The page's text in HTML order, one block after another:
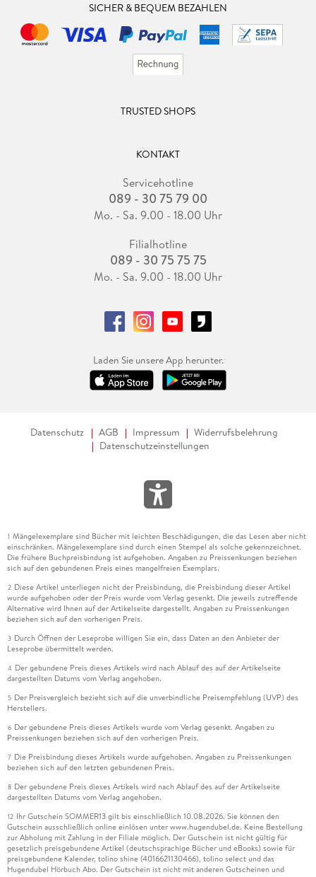
SICHER & BEQUEM BEZAHLEN
TRUSTED SHOPS
KONTAKT
Servicehotline
089 - 30 75 79 00
Mo. - Sa. 9.00 - 18.00 Uhr
Filialhotline
089 - 30 75 75 75
Mo. - Sa. 9.00 - 18.00 Uhr
Laden Sie unsere App herunter.
Datenschutz AGB Impressum
Widerrufsbelehrung
Datenschutzeinstellungen
1 Mängelexemplare sind Bücher mit leichten Beschädigungen, die das Lesen aber nicht
einschränken. Mängelexemplare sind durch einen Stempel als solche gekennzeichnet.
Die frühere Buchpreisbindung ist aufgehoben. Angaben zu Preissenkungen beziehen
sich auf den gebundenen Preis eines mangelfreien Exemplars.
2 Diese Artikel unterliegen nicht der Preisbindung, die Preisbindung dieser Artikel
wurde aufgehoben oder der Preis wurde vom Verlag gesenkt. Die jeweils zutreffende
Alternative wird Ihnen auf der Artikelseite dargestellt. Angaben zu Preissenkungen
beziehen sich auf den vorherigen Preis.
3 Durch Öffnen der Leseprobe willigen Sie ein, dass Daten an den Anbieter der
Leseprobe übermittelt werden.
4 Der gebundene Preis dieses Artikels wird nach Ablauf des auf der Artikelseite
dargestellten Datums vom Verlag angehoben.
5 Der Preisvergleich bezieht sich auf die unverbindliche Preisempfehlung (UVP) des
Herstellers.
6 Der gebundene Preis dieses Artikels wurde vom Verlag gesenkt. Angaben zu
Preissenkungen beziehen sich auf den vorherigen Preis.
7 Die Preisbindung dieses Artikels wurde aufgehoben. Angaben zu Preissenkungen
beziehen sich auf den letzten gebundenen Preis.
8 Der gebundene Preis dieses Artikels wird nach Ablauf des auf der Artikelseite
dargestellten Datums vom Verlag angehoben.
12 Ihr Gutschein SOMMER13 gilt bis einschließlich 10.08.2026. Sie können den
Gutschein ausschließlich online einlösen unter www.hugendubel.de. Keine Bestellung
zur Abholung mit Zahlung in der Filiale möglich. Der Gutschein ist nicht gültig für
gesetzlich preisgebundene Artikel (deutschsprachige Bücher und eBooks) sowie für
preisgebundene Kalender, tolino shine (4016621130466), tolino select und das
Hugendubel Hörbuch Abo. Der Gutschein ist nicht mit anderen Gutscheinen und